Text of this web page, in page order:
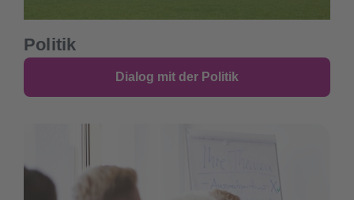
Politik
Dialog mit der Politik